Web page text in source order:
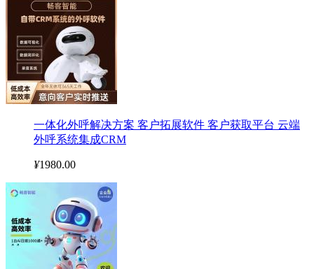
一体化外呼解决方案 客户拓展软件 客户获取平台 云端
外呼系统集成CRM
¥1980.00